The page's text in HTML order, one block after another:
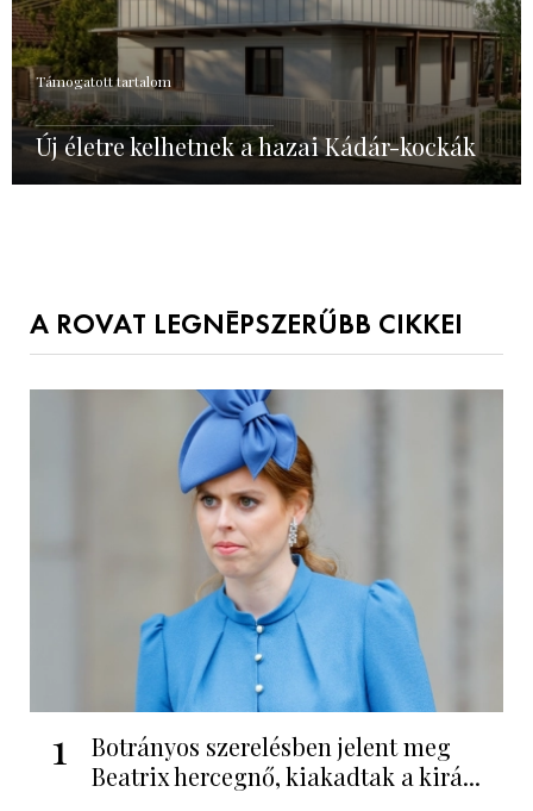
Támogatott tartalom
Új életre kelhetnek a hazai Kádár-kockák
A ROVAT LEGNÉPSZERŰBB CIKKEI
1
Botrányos szerelésben jelent meg
Beatrix hercegnő, kiakadtak a kirá...